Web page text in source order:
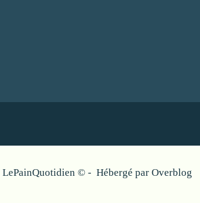
LePainQuotidien © - Hébergé par Overblog